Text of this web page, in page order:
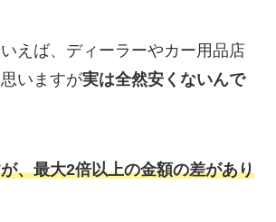
えば、ディーラーやカー用品店
いますが実は全然安くないんで
、最大2倍以上の金額の差があり